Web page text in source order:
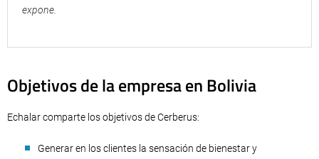
expone.
Objetivos de la empresa en Bolivia
Echalar comparte los objetivos de Cerberus:
Generar en los clientes la sensación de bienestar y